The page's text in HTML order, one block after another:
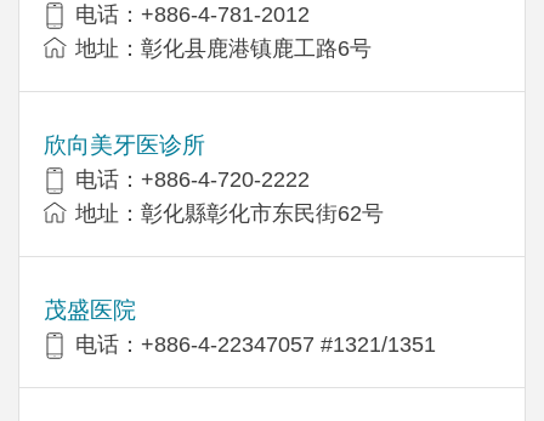
电话：+886-4-781-2012
地址：彰化县鹿港镇鹿工路6号
欣向美牙医诊所
电话：+886-4-720-2222
地址：彰化縣彰化市东民街62号
茂盛医院
电话：+886-4-22347057 #1321/1351